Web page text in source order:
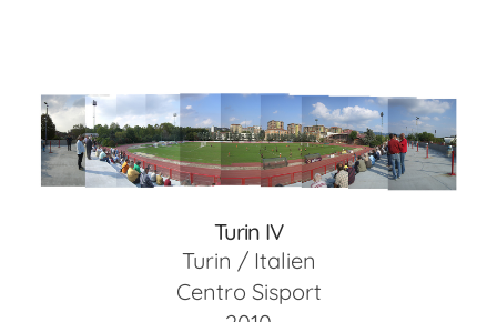
Turin IV
Turin / Italien
Centro Sisport